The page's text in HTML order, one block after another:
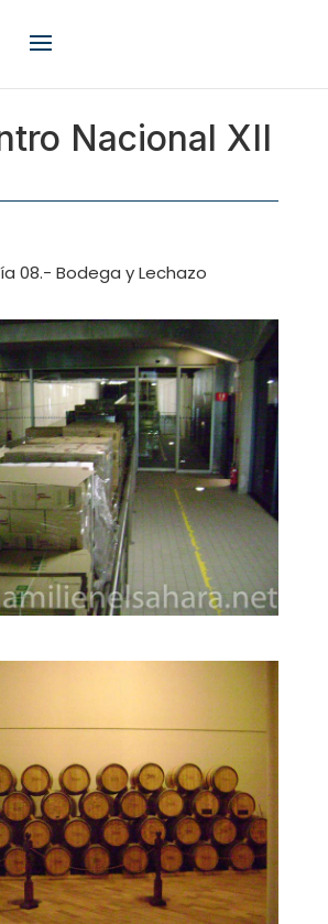
Nacional XII
08.- Bodega y Lechazo